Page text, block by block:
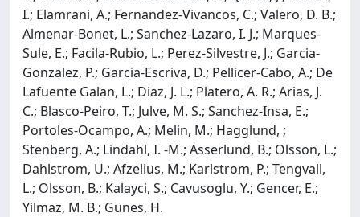
I.; Elamrani, A.; Fernandez-Vivancos, C.; Valero, D. B.;
Almenar-Bonet, L.; Sanchez-Lazaro, I. J.; Marques-
Sule, E.; Facila-Rubio, L.; Perez-Silvestre, J.; Garcia-
Gonzalez, P.; Garcia-Escriva, D.; Pellicer-Cabo, A.; De
Lafuente Galan, L.; Diaz, J. L.; Platero, A. R.; Arias, J.
C.; Blasco-Peiro, T.; Julve, M. S.; Sanchez-Insa, E.;
Portoles-Ocampo, A.; Melin, M.; Hagglund, ;
Stenberg, A.; Lindahl, I. -M.; Asserlund, B.; Olsson, L.;
Dahlstrom, U.; Afzelius, M.; Karlstrom, P.; Tengvall,
L.; Olsson, B.; Kalayci, S.; Cavusoglu, Y.; Gencer, E.;
Yilmaz, M. B.; Gunes, H.